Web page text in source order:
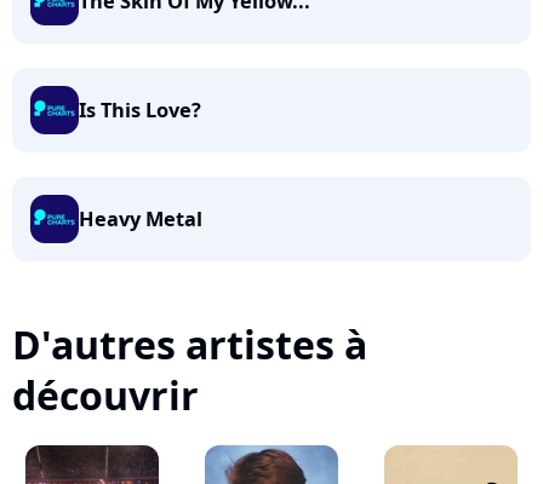
Is This Love?
Heavy Metal
D'autres artistes à
découvrir